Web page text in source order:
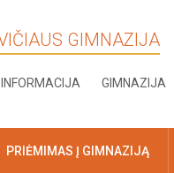
GIMNAZIJA
GIMNAZIJA
PRIĖMIMAS Į GIMNAZIJĄ